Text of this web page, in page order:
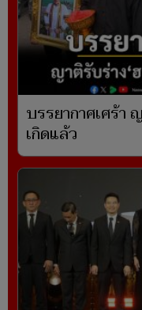
บรรยากาศเศร้า
เกิดแล้ว